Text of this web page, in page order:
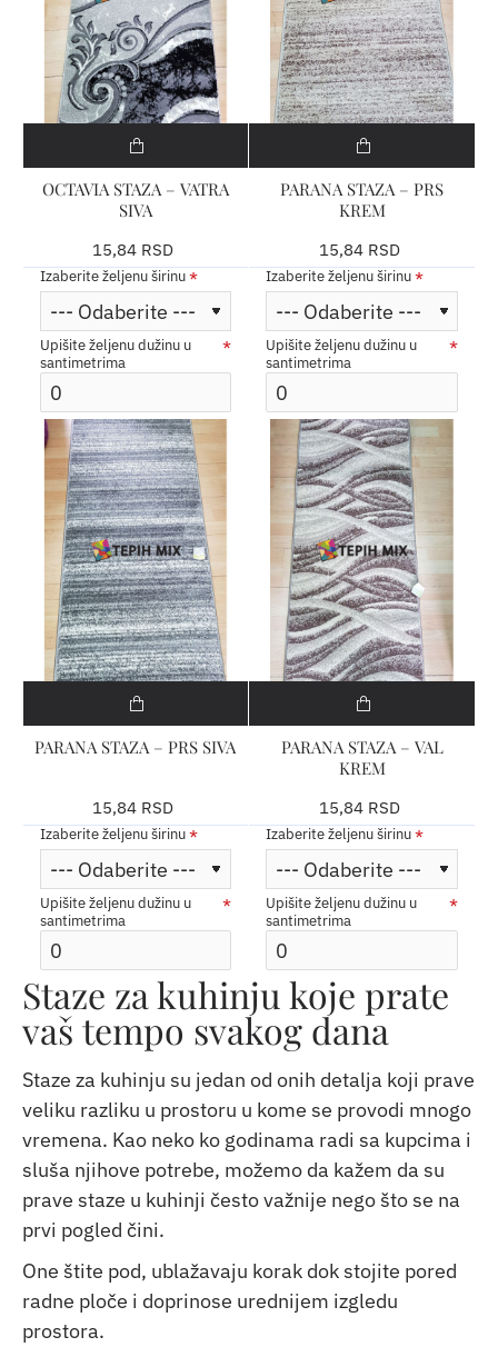
Staze za kuhinju koje prate
vaš tempo svakog dana
Staze za kuhinju su jedan od onih detalja koji prave
veliku razliku u prostoru u kome se provodi mnogo
vremena. Kao neko ko godinama radi sa kupcima i
sluša njihove potrebe, možemo da kažem da su
prave staze u kuhinji često važnije nego što se na
prvi pogled čini.
One štite pod, ublažavaju korak dok stojite pored
radne ploče i doprinose urednijem izgledu
prostora.
OCTAVIA STAZA – VATRA
SIVA
15,84 RSD
Izaberite željenu širinu
Upišite željenu dužinu u
santimetrima
PARANA STAZA – PRS
KREM
15,84 RSD
Izaberite željenu širinu
Upišite željenu dužinu u
santimetrima
PARANA STAZA – PRS SIVA
15,84 RSD
Izaberite željenu širinu
Upišite željenu dužinu u
santimetrima
PARANA STAZA – VAL
KREM
15,84 RSD
Izaberite željenu širinu
Upišite željenu dužinu u
santimetrima